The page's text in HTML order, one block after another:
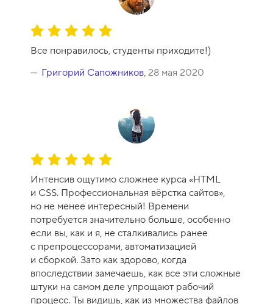
О
ц
е
н
а
-
1
0
Все понравилось, студенты приходите!)
Григорий Сапожников, 28 мая 2020
О
ц
е
н
к
а
к
у
р
с
а
Интенсив ощутимо сложнее курса «HTML
и CSS. Профессиональная вёрстка сайтов»,
но не менее интересный! Времени
потребуется значительно больше, особенно
если вы, как и я, не сталкивались ранее
с препроцессорами, автоматизацией
и сборкой. Зато как здорово, когда
впоследствии замечаешь, как все эти сложные
штуки на самом деле упрощают рабочий
процесс. Ты видишь, как из множества файлов